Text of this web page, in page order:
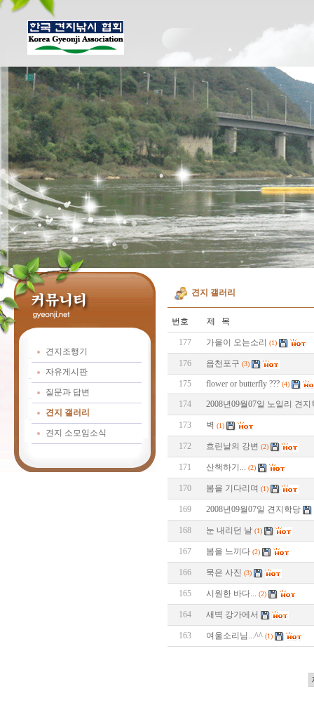
견지조행기
자유게시판
질문과 답변
견지 갤러리
견지 소모임소식
견지 갤러리
번호 제 목
177 가을이 오는소리 (1)
176 읍천포구 (3)
175 flower or butterfly ??? (4)
174 2008년09월07일 노일리 견지
173 벽 (1)
172 흐린날의 강변 (2)
171 산책하기... (2)
170 봄을 기다리며 (1)
169 2008년09월07일 견지학당
168 눈 내리던 날 (1)
167 봄을 느끼다 (2)
166 묵은 사진 (3)
165 시원한 바다... (2)
164 새벽 강가에서
163 여울소리님...^^ (1)